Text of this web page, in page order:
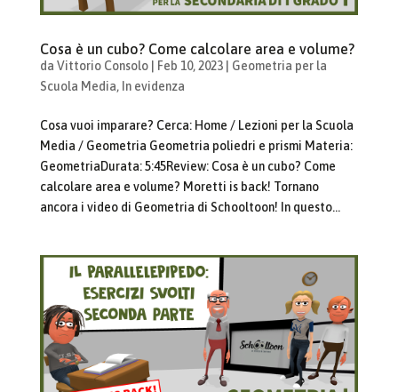
Cosa è un cubo? Come calcolare area e volume?
da Vittorio Consolo| Feb 10, 2023| Geometria per la
Scuola Media, In evidenza
Cosa vuoi imparare? Cerca: Home / Lezioni per la Scuola
Media / Geometria Geometria poliedri e prismi Materia:
GeometriaDurata: 5:45Review: Cosa è un cubo? Come
calcolare area e volume? Moretti is back! Tornano
ancora i video di Geometria di Schooltoon! In questo...